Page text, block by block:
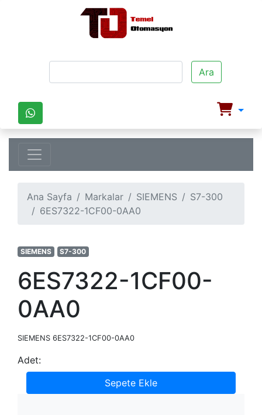
Ara
Ana Sayfa Markalar SIEMENS
S7-300
6ES7322-1CF00-0AA0
SIEMENS S7-300
6ES7322-1CF00-
0AA0
SIEMENS 6ES7322-1CF00-0AA0
Adet:
Sepete Ekle